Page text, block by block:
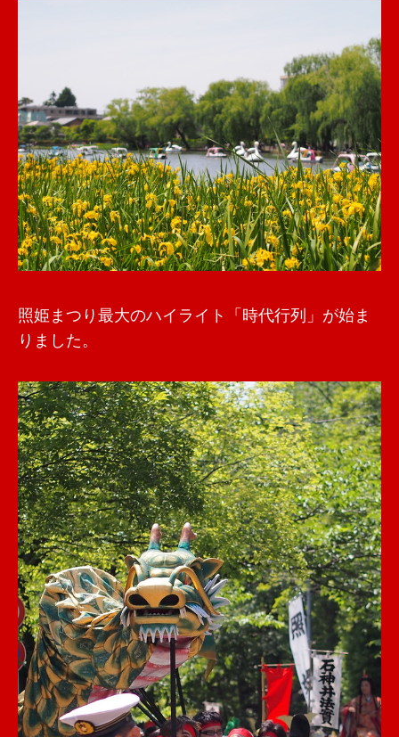
照姫まつり最大のハイライト「時代行列」が始ま
りました。